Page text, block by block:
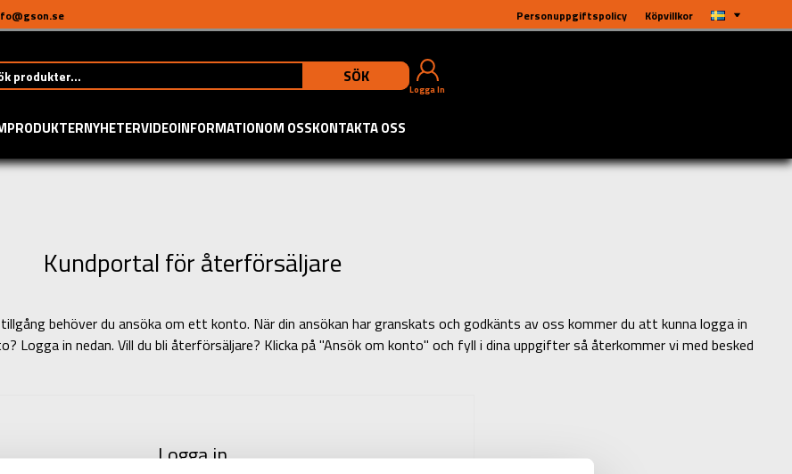
Personuppgiftspolicy Köpvillkor
SÖK
Logga In
PRODUKTERNYHETERVIDEOINFORMATIONOM OSSKONTAKTA OSS
Kundportal för återförsäljare
behöver du ansöka om ett konto. När din ansökan har granskats och godkänts av oss kommer du att kunna logga in
Logga in nedan. Vill du bli återförsäljare? Klicka på "Ansök om konto" och fyll i dina uppgifter så återkommer vi med besked
Logga in